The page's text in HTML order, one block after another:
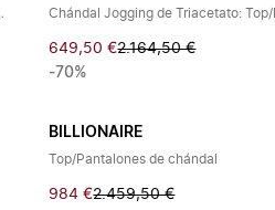
Skull and Plein
649,50 €2.164,50 €
-70%
BILLIONAIRE
Top/Pantalones de chándal
984 €2.459,50 €